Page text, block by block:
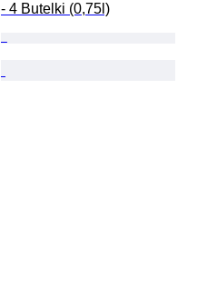
- 4 Butelki (0,75l)